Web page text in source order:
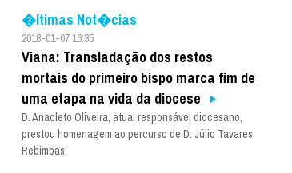
�ltimas Not�cias
2018-01-07 16:35
Viana: Transladação dos restos
mortais do primeiro bispo marca fim de
uma etapa na vida da diocese
D. Anacleto Oliveira, atual responsável diocesano,
prestou homenagem ao percurso de D. Júlio Tavares
Rebimbas